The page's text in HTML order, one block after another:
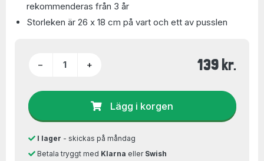
rekommenderas från 3 år
Storleken är 26 x 18 cm på vart och ett av pusslen
− + 139 kr.
Lägg i korgen
I lager - skickas på måndag
Betala tryggt med Klarna eller Swish